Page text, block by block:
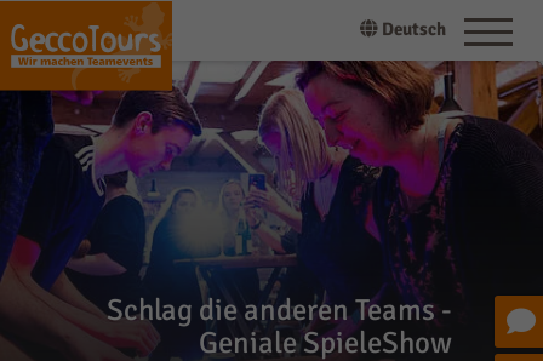
Deutsch
Schlag die anderen Teams -
Geniale SpieleShow